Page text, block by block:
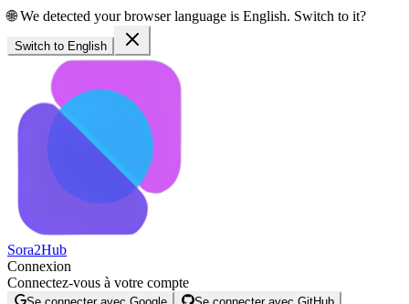
🌐We detected your browser language is English. Switch to it?
Switch to English
Sora2Hub
Connexion
Connectez-vous à votre compte